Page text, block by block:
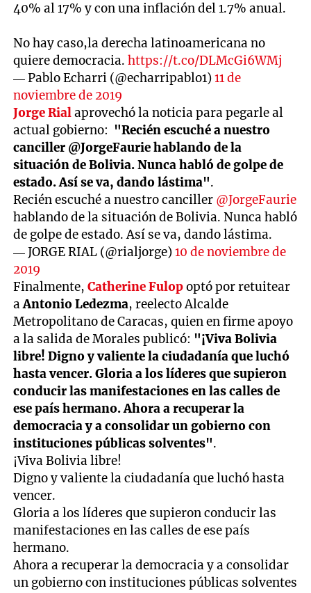
40% al 17% y con una inflación del 1.7% anual.
No hay caso,la derecha latinoamericana no
quiere democracia.https://t.co/DLMcGi6WMj
— Pablo Echarri (@echarripablo1)11 de
noviembre de 2019
Jorge Rialaprovechó la noticia para pegarle al
actual gobierno: "Recién escuché a nuestro
canciller @JorgeFaurie hablando de la
situación de Bolivia. Nunca habló de golpe de
estado. Así se va, dando lástima".
Recién escuché a nuestro canciller @JorgeFaurie
hablando de la situación de Bolivia. Nunca habló
de golpe de estado. Así se va, dando lástima.
— JORGE RIAL (@rialjorge)10 de noviembre de
2019
Finalmente,Catherine Fulopoptó por retuitear
aAntonio Ledezma, reelecto Alcalde
Metropolitano de Caracas, quien en firme apoyo
a la salida de Morales publicó: "¡Viva Bolivia
libre! Digno y valiente la ciudadanía que luchó
hasta vencer. Gloria a los líderes que supieron
conducir las manifestaciones en las calles de
ese país hermano. Ahora a recuperar la
democracia y a consolidar un gobierno con
instituciones públicas solventes".
¡Viva Bolivia libre!
Digno y valiente la ciudadanía que luchó hasta
vencer.
Gloria a los líderes que supieron conducir las
manifestaciones en las calles de ese país
hermano.
Ahora a recuperar la democracia y a consolidar
un gobierno con instituciones públicas solventes